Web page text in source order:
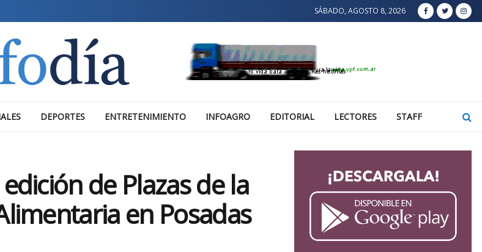
SÁBADO, AGOSTO 8, 2026
DEPORTES ENTRETENIMIENTO INFOAGRO EDITORIAL LECTORES STAFF
de Plazas de la
en Posadas